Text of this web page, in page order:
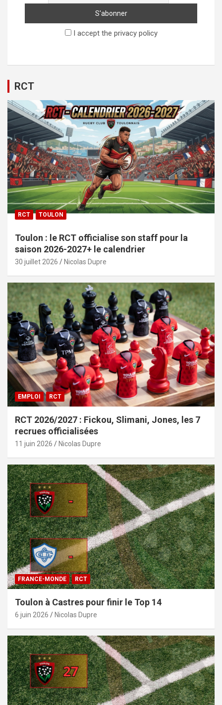
I accept the privacy policy
RCT
RCT TOULON
Toulon : le RCT officialise son staff pour la
saison 2026-2027+ le calendrier
30 juillet 2026 Nicolas Dupre
EMPLOI RCT
RCT 2026/2027 : Fickou, Slimani, Jones, les 7
recrues officialisées
11 juin 2026 Nicolas Dupre
FRANCE-MONDE RCT
Toulon à Castres pour finir le Top 14
6 juin 2026 Nicolas Dupre